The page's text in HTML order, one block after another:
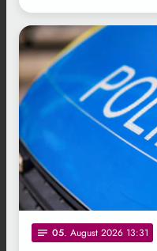
notes 05. August 2026 13:31